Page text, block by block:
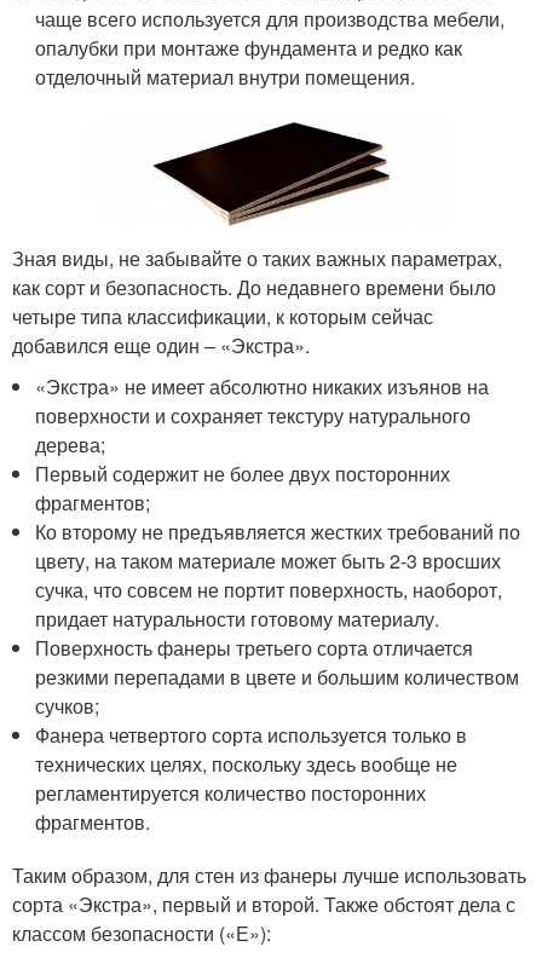
чаще всего используется для производства мебели,
опалубки при монтаже фундамента и редко как
отделочный материал внутри помещения.
Зная виды, не забывайте о таких важных параметрах,
как сорт и безопасность. До недавнего времени было
четыре типа классификации, к которым сейчас
добавился еще один – «Экстра».
«Экстра» не имеет абсолютно никаких изъянов на
поверхности и сохраняет текстуру натурального
дерева;
Первый содержит не более двух посторонних
фрагментов;
Ко второму не предъявляется жестких требований по
цвету, на таком материале может быть 2-3 вросших
сучка, что совсем не портит поверхность, наоборот,
придает натуральности готовому материалу.
Поверхность фанеры третьего сорта отличается
резкими перепадами в цвете и большим количеством
сучков;
Фанера четвертого сорта используется только в
технических целях, поскольку здесь вообще не
регламентируется количество посторонних
фрагментов.
Таким образом, для стен из фанеры лучше использовать
сорта «Экстра», первый и второй. Также обстоят дела с
классом безопасности («Е»):